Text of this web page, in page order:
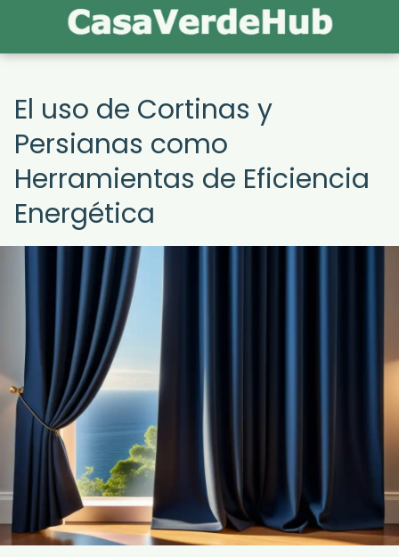
El uso de Cortinas y
Persianas como
Herramientas de Eficiencia
Energética